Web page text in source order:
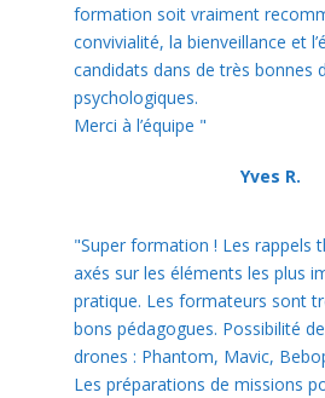
formation soit vraiment
convivialité, la bienveillance et
candidats dans de très bonnes
psychologiques.
Merci à l’équipe "
Yves R.
"Super formation ! Les rappels
axés sur les éléments les plus
pratique. Les formateurs sont
bons pédagogues. Possibilité
drones : Phantom, Mavic,
Les préparations de missions